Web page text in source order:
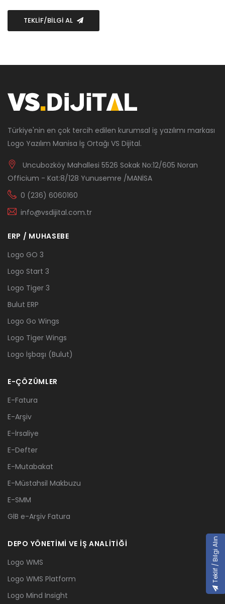
TEKLİF/BİLGİ AL
Türkiye'nin en çok tercih edilen kurumsal iş yazılımı markası
Logo Yazılım Manisa İş Ortağı VS Dijital.
Uncubozköy Mahallesi 5526 Sokak No:12/605 Noran
Officium - Kat:8/128 Yunusemre /MANİSA
0 (236) 6060160
info@vsdijital.com.tr
ERP / MUHASEBE
Logo GO 3
Logo Start 3
Logo Tiger 3
Bulut ERP
Logo Go Wings
Logo Tiger Wings
Logo İşbaşı (Bulut)
E-ÇÖZÜMLER
E-Fatura
E-Arşiv
E-İrsaliye
E-Defter
E-Mutabakat
E-Müstahsil Makbuzu
E-SMM
GİB e-Arşiv Fatura
DEPO YÖNETİMİ VE İŞ ANALİTİĞİ
Logo WMS
Logo WMS Platform
Logo Mind Insight
Teklif / Bilgi Alın